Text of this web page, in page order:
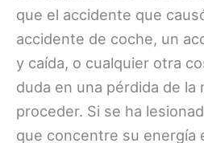
que el accidente que
accidente de coche, un
y caída, o cualquier otra
duda en una pérdida de la
proceder. Si se ha
que concentre su energía